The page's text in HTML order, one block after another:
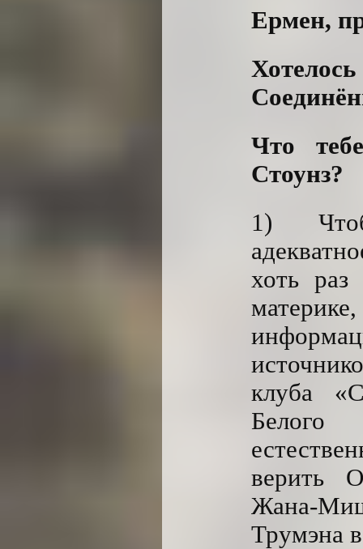
Ермен,
Что
Стоунз?
1)
хоть раз
клуба
верить
Жана-
Трумэна